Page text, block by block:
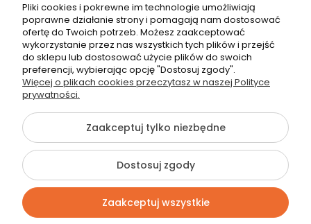
Montanus | Piambo - akcesoria dla dzieci i niemowlaków |
Łętownia 585, 34-242 Łętownia | NIP: 5521713745 | REGON:
122493940 | Email:biuro@piambo.pl| Telefon:500 802 805
©2026 Wszelkie Prawa Zastrzeżone | Piambo
Szablon Flex byEcommercy
Pokaż pełną wersję strony
Sklep internetowy Shoper Premium
Pliki cookies i pokrewne im technologie umożliwiają
poprawne działanie strony i pomagają nam dostosować
ofertę do Twoich potrzeb. Możesz zaakceptować
wykorzystanie przez nas wszystkich tych plików i przejść
do sklepu lub dostosować użycie plików do swoich
preferencji, wybierając opcję "Dostosuj zgody".
Więcej o plikach cookies przeczytasz w naszej Polityce
prywatności.
Zaakceptuj tylko niezbędne
Dostosuj zgody
Zaakceptuj wszystkie